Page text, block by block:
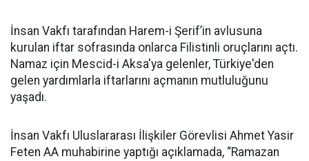
İnsan Vakfı tarafından Harem-i Şerif’in avlusuna
kurulan iftar sofrasında onlarca Filistinli oruçlarını açtı.
Namaz için Mescid-i Aksa'ya gelenler, Türkiye'den
gelen yardımlarla iftarlarını açmanın mutluluğunu
yaşadı.
İnsan Vakfı Uluslararası İlişkiler Görevlisi Ahmet Yasir
Feten AA muhabirine yaptığı açıklamada, “Ramazan